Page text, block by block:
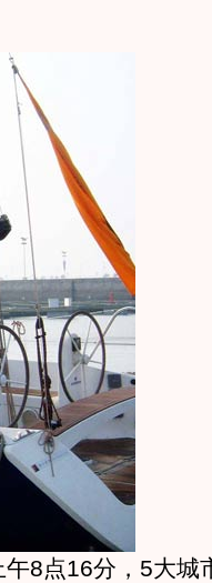
8点16分，5大城